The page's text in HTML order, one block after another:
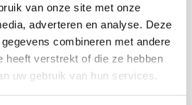
van onze site met onze
adverteren en analyse. Deze
combineren met andere
heeft verstrekt of die ze hebben
uw gebruik van hun services.
en het vergroten van
bestuivers en hun
achtergrond in biologie,
en groenbeheer